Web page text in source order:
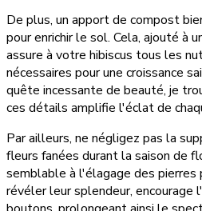
De plus, un apport de compost
pour enrichir le sol. Cela, ajouté à
assure à votre hibiscus tous les
nécessaires pour une croissance
quête incessante de beauté, je
ces détails amplifie l'éclat de
Par ailleurs, ne négligez pas la
fleurs fanées durant la saison de
semblable à l'élagage des pierres
révéler leur splendeur, encourage